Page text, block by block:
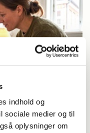
indhold og
sociale medier og til
oplysninger om